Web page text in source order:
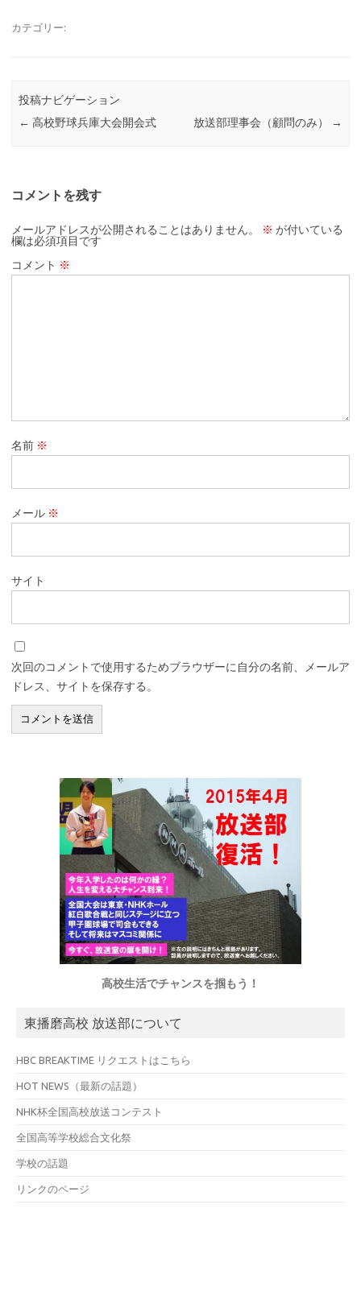
カテゴリー:
投稿ナビゲーション
← 高校野球兵庫大会開会式 放送部理事会（顧問のみ） →
コメントを残す
メールアドレスが公開されることはありません。 ※ が付いている
欄は必須項目です
コメント ※
名前 ※
メール ※
サイト
次回のコメントで使用するためブラウザーに自分の名前、メールア
ドレス、サイトを保存する。
高校生活でチャンスを掴もう！
東播磨高校 放送部について
HBC BREAKTIME リクエストはこちら
HOT NEWS（最新の話題）
NHK杯全国高校放送コンテスト
全国高等学校総合文化祭
学校の話題
リンクのページ